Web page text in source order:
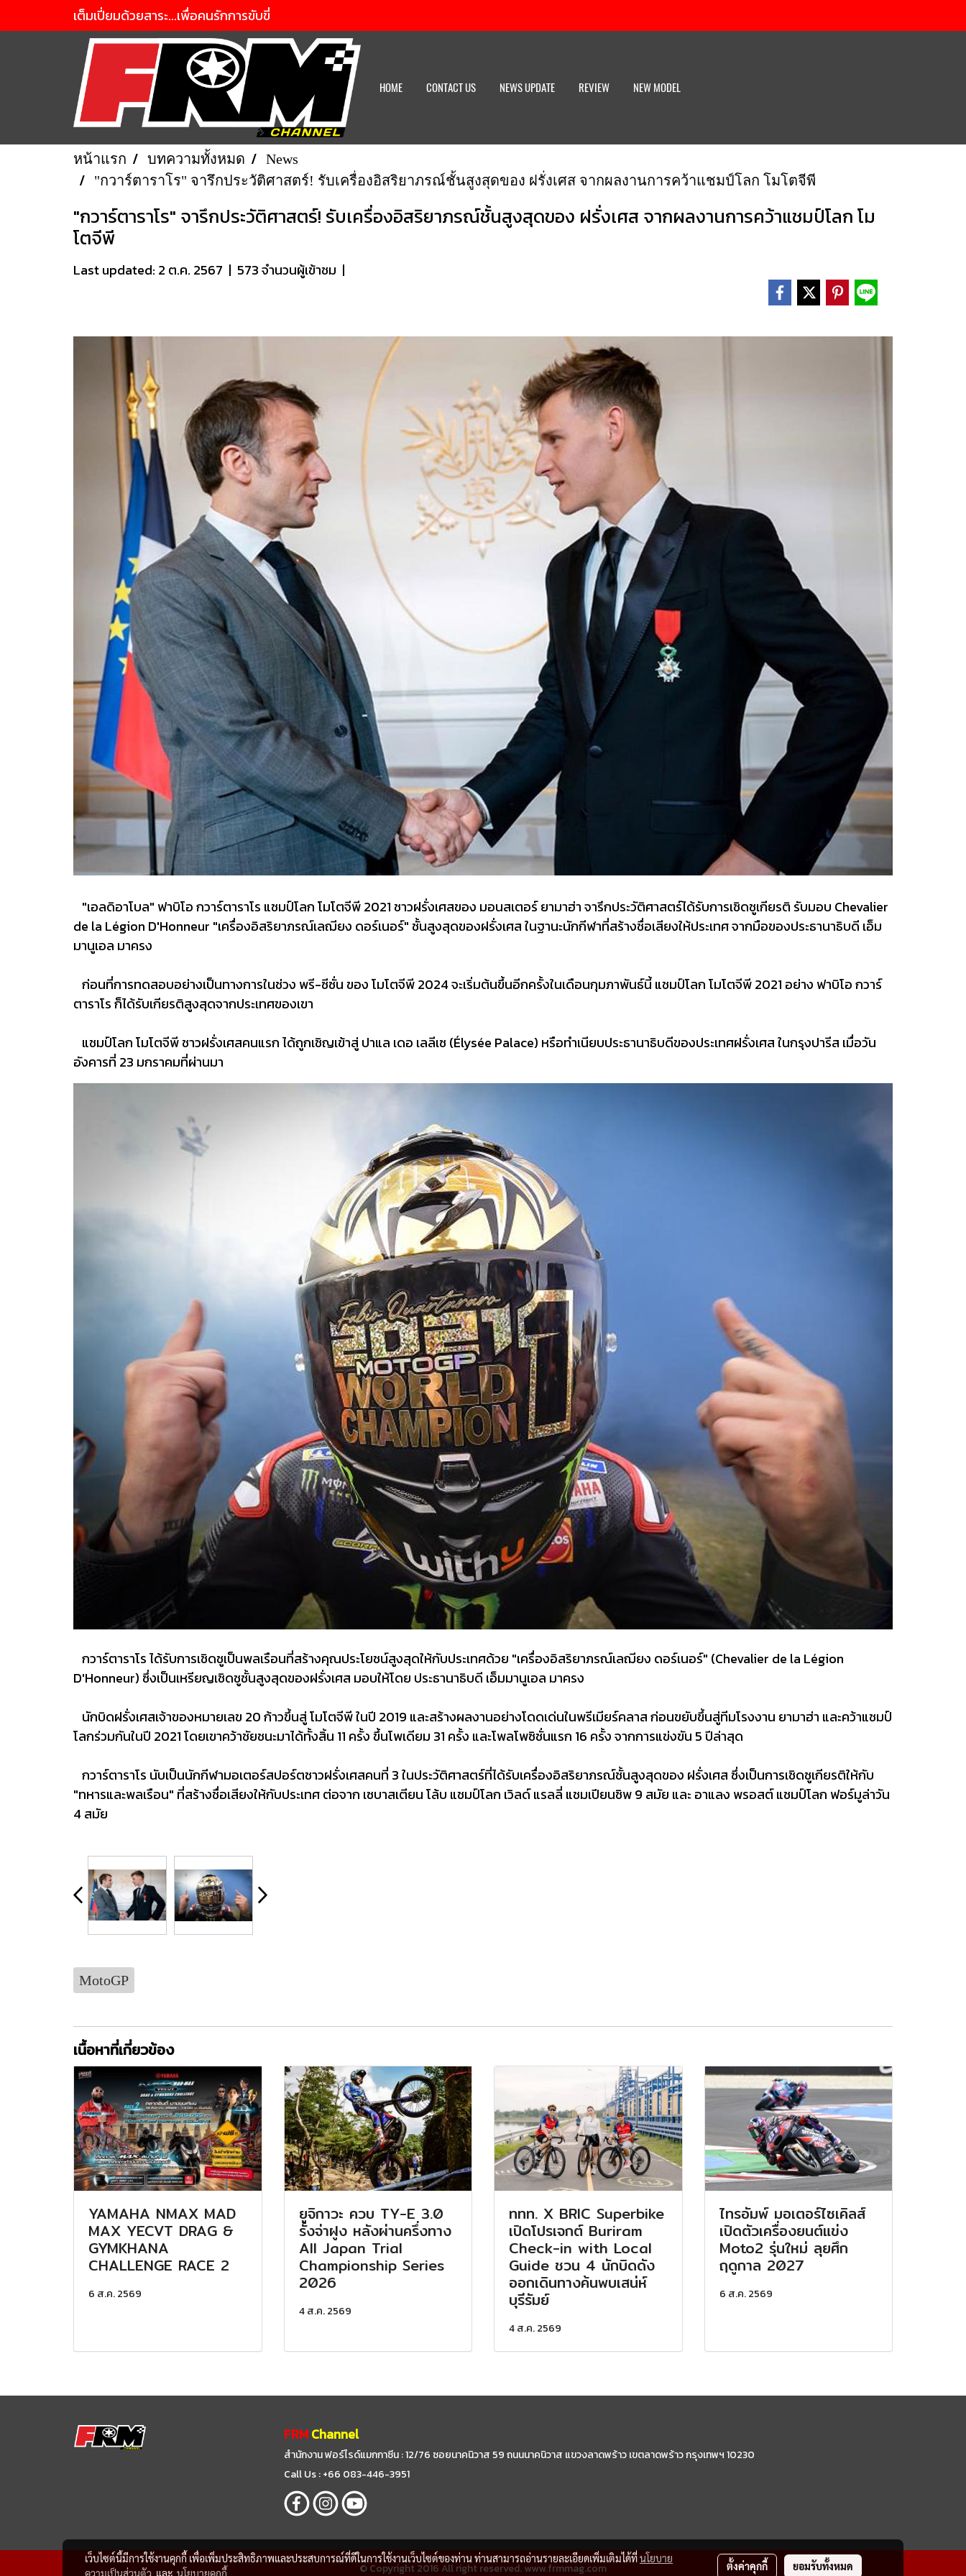
เต็มเปี่ยมด้วยสาระ...เพื่อคนรักการขับขี่
HOME CONTACT US NEWS UPDATE REVIEW NEW MODEL
หน้าแรก บทความทั้งหมด
News
"กวาร์ตาราโร" จารึกประวัติศาสตร์! รับเครื่องอิสริยาภรณ์ชั้นสูงสุดของ ฝรั่งเศส จากผลงานการคว้าแชมป์โลก โมโตจีพี
"กวาร์ตาราโร" จารึกประวัติศาสตร์! รับเครื่องอิสริยาภรณ์ชั้นสูงสุดของ ฝรั่งเศส จากผลงานการคว้าแชมป์โลก โม
โตจีพี
Last updated: 2 ต.ค. 2567 | 573 จำนวนผู้เข้าชม |
"เอลดิอาโบล" ฟาบิโอ กวาร์ตาราโร แชมป์โลก โมโตจีพี 2021 ชาวฝรั่งเศสของ มอนสเตอร์ ยามาฮ่า จารึกประวัติศาสตร์ได้รับการเชิดชูเกียรติ รับมอบ Chevalier
de la Légion D'Honneur "เครื่องอิสริยาภรณ์เลฌียง ดอร์เนอร์" ชั้นสูงสุดของฝรั่งเศส ในฐานะนักกีฬาที่สร้างชื่อเสียงให้ประเทศ จากมือของประธานาธิบดี เอ็ม
มานูเอล มาครง
ก่อนที่การทดสอบอย่างเป็นทางการในช่วง พรี-ซีซั่น ของ โมโตจีพี 2024 จะเริ่มต้นขึ้นอีกครั้งในเดือนกุมภาพันธ์นี้ แชมป์โลก โมโตจีพี 2021 อย่าง ฟาบิโอ กวาร์
ตาราโร ก็ได้รับเกียรติสูงสุดจากประเทศของเขา
แชมป์โลก โมโตจีพี ชาวฝรั่งเศสคนแรก ได้ถูกเชิญเข้าสู่ ปาแล เดอ เลลีเซ (Élysée Palace) หรือทำเนียบประธานาธิบดีของประเทศฝรั่งเศส ในกรุงปารีส เมื่อวัน
อังคารที่ 23 มกราคมที่ผ่านมา
กวาร์ตาราโร ได้รับการเชิดชูเป็นพลเรือนที่สร้างคุณประโยชน์สูงสุดให้กับประเทศด้วย "เครื่องอิสริยาภรณ์เลฌียง ดอร์เนอร์" (Chevalier de la Légion
D'Honneur) ซึ่งเป็นเหรียญเชิดชูชั้นสูงสุดของฝรั่งเศส มอบให้โดย ประธานาธิบดี เอ็มมานูเอล มาครง
นักบิดฝรั่งเศสเจ้าของหมายเลข 20 ก้าวขึ้นสู่ โมโตจีพี ในปี 2019 และสร้างผลงานอย่างโดดเด่นในพรีเมียร์คลาส ก่อนขยับขึ้นสู่ทีมโรงงาน ยามาฮ่า และคว้าแชมป์
โลกร่วมกันในปี 2021 โดยเขาคว้าชัยชนะมาได้ทั้งสิ้น 11 ครั้ง ขึ้นโพเดียม 31 ครั้ง และโพลโพซิชั่นแรก 16 ครั้ง จากการแข่งขัน 5 ปีล่าสุด
กวาร์ตาราโร นับเป็นนักกีฬามอเตอร์สปอร์ตชาวฝรั่งเศสคนที่ 3 ในประวัติศาสตร์ที่ได้รับเครื่องอิสริยาภรณ์ชั้นสูงสุดของ ฝรั่งเศส ซึ่งเป็นการเชิดชูเกียรติให้กับ
"ทหารและพลเรือน" ที่สร้างชื่อเสียงให้กับประเทศ ต่อจาก เซบาสเตียน โล้บ แชมป์โลก เวิลด์ แรลลี่ แชมเปียนชิพ 9 สมัย และ อาแลง พรอสต์ แชมป์โลก ฟอร์มูล่าวัน
4 สมัย
MotoGP
เนื้อหาที่เกี่ยวข้อง
YAMAHA NMAX MAD
MAX YECVT DRAG &
GYMKHANA
CHALLENGE RACE 2
6 ส.ค. 2569
ยูจิกาวะ ควบ TY-E 3.0
รั้งจ่าฝูง หลังผ่านครึ่งทาง
All Japan Trial
Championship Series
2026
4 ส.ค. 2569
ททท. X BRIC Superbike
เปิดโปรเจกต์ Buriram
Check-in with Local
Guide ชวน 4 นักบิดดัง
ออกเดินทางค้นพบเสน่ห์
บุรีรัมย์
4 ส.ค. 2569
ไทรอัมพ์ มอเตอร์ไซเคิลส์
เปิดตัวเครื่องยนต์แข่ง
Moto2 รุ่นใหม่ ลุยศึก
ฤดูกาล 2027
6 ส.ค. 2569
FRM Channel
สำนักงาน ฟอร์ไรด์แมกกาซีน : 12/76 ซอยนาคนิวาส 59ถนนนาคนิวาส แขวงลาดพร้าว เขตลาดพร้าว กรุงเทพฯ 10230
Call Us : +66 083-446-3951
© Copyright 2016 All right reserved. www.frmmag.com
เว็บไซต์นี้มีการใช้งานคุกกี้ เพื่อเพิ่มประสิทธิภาพและประสบการณ์ที่ดีในการใช้งานเว็บไซต์ของท่าน ท่านสามารถอ่านรายละเอียดเพิ่มเติมได้ที่นโยบาย
ความเป็นส่วนตัว และ นโยบายคุกกี้
ตั้งค่าคุกกี้ ยอมรับทั้งหมด